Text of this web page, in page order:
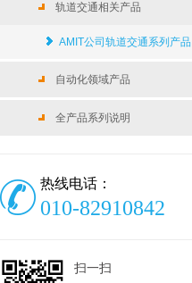
轨道交通相关产品
AMIT公司轨道交通系列产品
自动化领域产品
全产品系列说明
热线电话：
010-82910842
扫一扫